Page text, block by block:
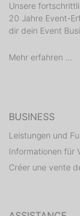
Unsere
20 Jahre Event-
dir dein Event
Mehr erfahren ...
BUSINESS
Leistungen und
Informationen für
Créer une vente